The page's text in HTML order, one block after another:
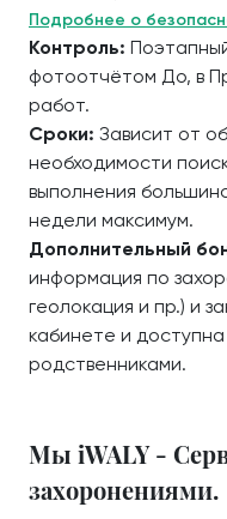
Подробнее о
Контроль:
фотоотчётом До, в
работ.
Сроки: Зависит от
необходимости
выполнения
недели максимум.
Дополнительный
информация по
геолокация и пр.) и
кабинете и
родственниками.
Мы iWALY -
захоронениями.